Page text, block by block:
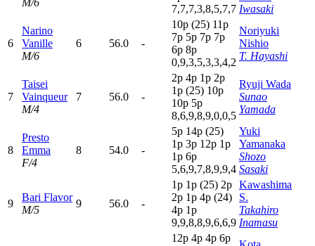
M/6
7,7,7,3,8,5,7,7 Iwasaki
6
Narino
Vanille
M/6
6 56.0 -
10p (25) 11p
7p 5p 7p 7p
6p 8p
0,9,3,5,3,3,4,2
Noriyuki
Nishio
T. Hayashi
7
Taisei
Vainqueur
M/4
7 56.0 -
2p 4p 1p 2p
1p (25) 10p
10p 5p
8,6,9,8,9,0,0,5
Ryuji Wada
Sunao
Yamada
8
Presto
Emma
F/4
8 54.0 -
5p 14p (25)
1p 3p 12p 1p
1p 6p
5,6,9,7,8,9,9,4
Yuki
Yamanaka
Shozo
Sasaki
9
Bari Flavor
M/5
9 56.0 -
1p 1p (25) 2p
2p 1p 4p (24)
4p 1p
9,9,8,8,9,6,6,9
Kawashima
S.
Takahiro
Inamasu
12p 4p 4p 6p